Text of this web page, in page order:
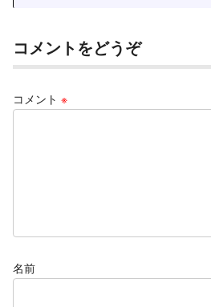
コメントをどうぞ
コメント ※
名前